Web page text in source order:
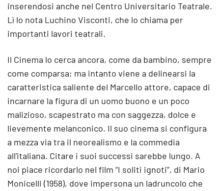
inserendosi anche nel Centro Universitario Teatrale.
Lì lo nota Luchino Visconti, che lo chiama per
importanti lavori teatrali.
Il Cinema lo cerca ancora, come da bambino, sempre
come comparsa; ma intanto viene a delinearsi la
caratteristica saliente del Marcello attore, capace di
incarnare la figura di un uomo buono e un poco
malizioso, scapestrato ma con saggezza, dolce e
lievemente melanconico. Il suo cinema si configura
a mezza via tra il neorealismo e la commedia
all'italiana. Citare i suoi successi sarebbe lungo. A
noi piace ricordarlo nel film “I soliti ignoti”, di Mario
Monicelli (1958), dove impersona un ladruncolo che